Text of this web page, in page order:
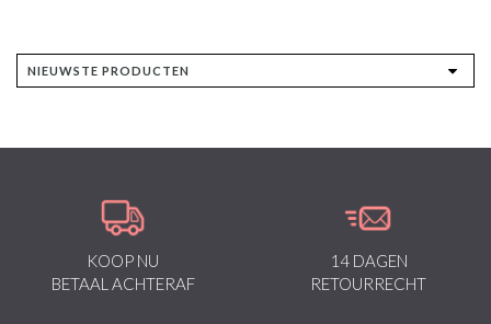
KOOP NU
BETAAL ACHTERAF
14 DAGEN
RETOURRECHT